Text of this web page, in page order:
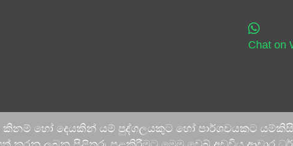
Chat on
කිනම් හෝ දෙයකින් යම් පුද්ගලයකුට හෝ පාර්ශවයකට